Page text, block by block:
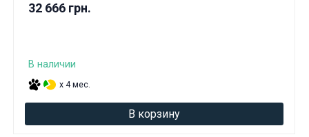
32 666 грн.
В наличии
x 4 мес.
В корзину